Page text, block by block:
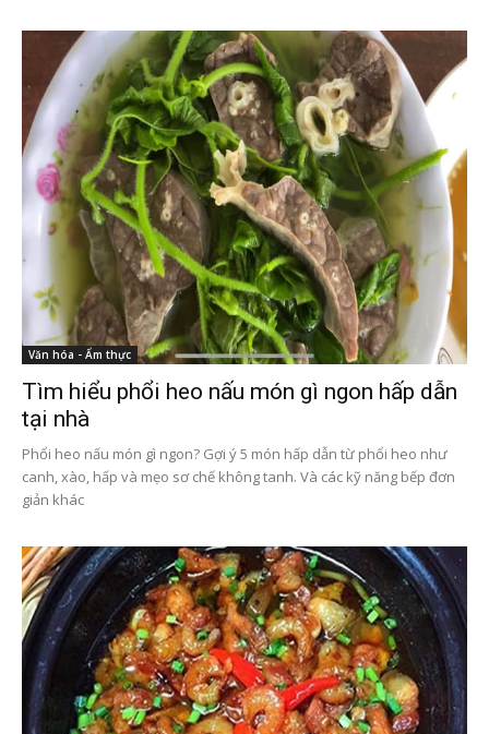
Văn hóa - Ẩm thực
Tìm hiểu phổi heo nấu món gì ngon hấp dẫn
tại nhà
Phổi heo nấu món gì ngon? Gợi ý 5 món hấp dẫn từ phổi heo như
canh, xào, hấp và mẹo sơ chế không tanh. Và các kỹ năng bếp đơn
giản khác